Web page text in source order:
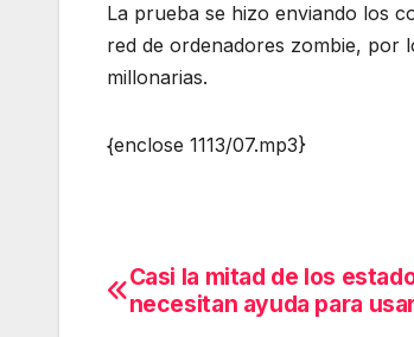
La prueba se hizo enviando los
red de ordenadores zombie, por
millonarias.
{enclose 1113/07.mp3}
Navegación
Casi la mitad de los
necesitan ayuda para